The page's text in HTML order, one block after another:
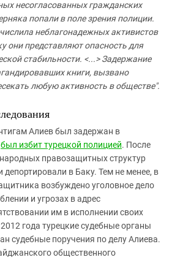
несогласованных гражданских
попали в поле зрения полиции.
неблагонадежных активистов
они представляют опасность для
стабильности. <...> Задержание
книги, вызвано
любую активность в обществе".
Алиев был задержан в
был избит турецкой полицией. После
правозащитных структур
в Баку. Тем не менее, в
возбуждено уголовное дело
и угрозах в адрес
им в исполнении своих
года турецкие судебные органы
судебные поручения по делу Алиева.
общественного